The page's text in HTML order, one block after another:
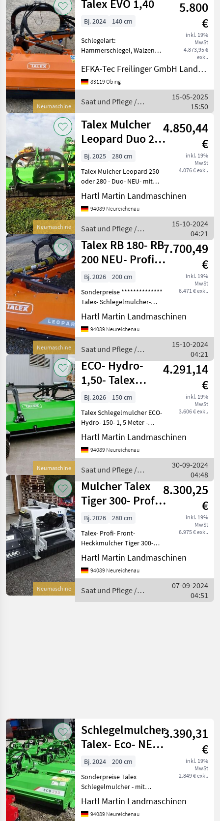
Neumaschine
Talex EVO 1,40
5.800
€
inkl. 19%
MwSt
4.873,95 €
exkl.
Bj. 2024 140 cm
Schlegelart:
Hammerschlegel, Walzen
Arbeitsbreite: 1, 40 m min.
Leistungsbedarf: 35 PS
Gewicht: 340 kg Anzahl der
Hammerschlegel: 22/44 St.
EFKA-Tec Freilinger GmbH Landmaschinen
83119 Obing
Saat und Pflege /
Talex
15-05-2025
15:50
Neumaschine
Talex Mulcher
Leopard Duo 250
- Hydraulischer .
4.850,44
€
inkl. 19%
MwSt
4.076 € exkl.
Bj. 2025
280 cm
Talex Mulcher Leopard 250
oder 280 - Duo- NEU- mit
Gelenkwelle-
Schlegelmulcher - Breite 2,
5 oder auch in Breite 2, 8
Nachlaufwalze -
Keilriemenant
Hartl Martin Landmaschinen
94089 Neureichenau
Saat und Pflege /
Talex
15-10-2024
04:21
Neumaschine
Talex RB 180- RB
200 NEU- Profi -
//Schlegelmulcher
7.700,49
€
inkl. 19%
MwSt
6.471 € exkl.
Bj. 2026
200 cm
Sonderpreise **************
Talex- Schlegelmulcher-
Modell RB 200 -
Böschungsmulcher -
Mulchkopf 2 Meter -
möglich in den Breiten mit
Hartl Martin Landmaschinen
94089 Neureichenau
Saat und Pflege /
Talex
15-10-2024
04:21
Neumaschine
ECO- Hydro-
1,50- Talex
Schlegelmulcher-
Hydraul
4.291,14
€
inkl. 19%
MwSt
3.606 € exkl.
Bj. 2026
150 cm
Talex Schlegelmulcher ECO-
Hydro- 150- 1, 5 Meter -
Hydraulisch angetrieben- 1
DW Steuergerät wird
benötigt - mit Walze -
HYDRO 1, 50 Hydra
Hartl Martin Landmaschinen
94089 Neureichenau
Saat und Pflege /
Talex
30-09-2024
04:48
Neumaschine
Mulcher Talex
Tiger 300- Profi-
NEU- Front- H
8.300,25
€
inkl. 19%
MwSt
6.975 € exkl.
Bj. 2026
280 cm
Talex- Profi- Front-
Heckkmulcher Tiger 300-
Arbeitsbreite 2, 8 Meter -
Leistungsbdarf ca . 120 PS /
Hartl Martin Landmaschinen
94089 Neureichenau
Saat und Pflege /
Talex
07-09-2024
04:51
Schlegelmulcher
Talex- Eco- NEU-
2 -Meter - in ve
3.390,31
€
inkl. 19%
MwSt
2.849 € exkl.
Bj. 2024
200 cm
Sonderpreise Talex
Schlegelmulcher - mit
Gelenkwelle- Hydraulische
Verschiebung - ZW Drehzahl
540 U/min- Hydraulischer
Hartl Martin Landmaschinen
94089 Neureichenau